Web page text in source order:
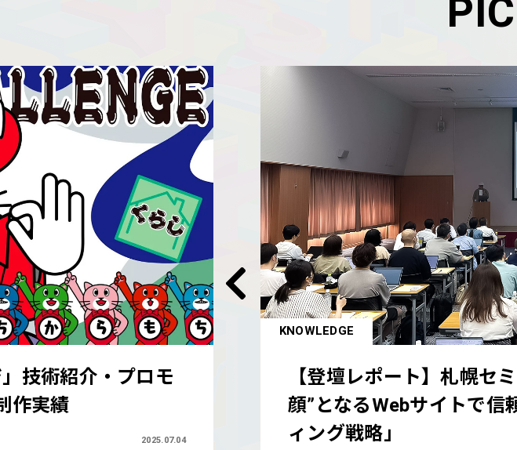
「AI時代、“企業の
勝ち取るブランデ
KNOWLEDGE
AI時代。完璧じゃないか
ディング
ウェブ戦略